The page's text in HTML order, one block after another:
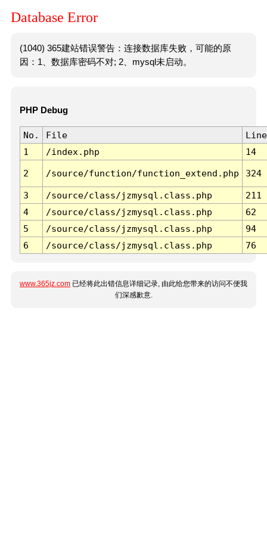
Database Error
(1040) 365建站错误警告：连接数据库失败，可能的原
因：1、数据库密码不对; 2、mysql未启动。
PHP Debug
No. File
Line
1
/index.php 14
2 /source/function/function_extend.php 324
3 /source/class/jzmysql.class.php
211
4
/source/class/jzmysql.class.php
62
5
/source/class/jzmysql.class.php
94
6
/source/class/jzmysql.class.php 76
www.365jz.com 已经将此出错信息详细记录, 由此给您带来的访问不便我
们深感歉意.